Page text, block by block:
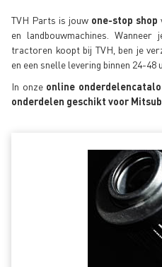
TVH Parts is jouw one-stop shop
en landbouwmachines.
tractoren koopt bij TVH, ben je
en een snelle levering binnen 24-48
In onze online
onderdelen geschikt voor